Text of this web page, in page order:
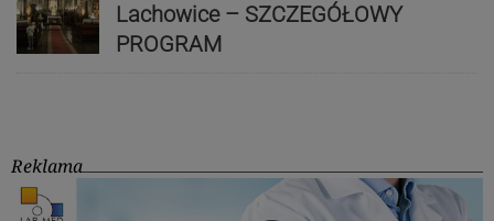
Lachowice – SZCZEGÓŁOWY
PROGRAM
Reklama